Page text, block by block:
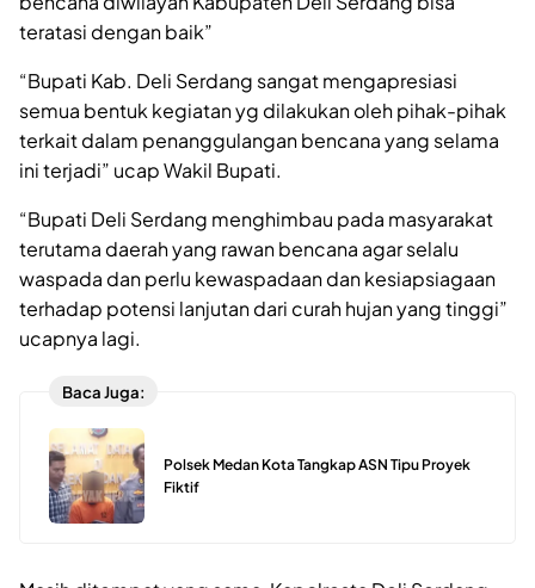
teratasi dengan baik”
“Bupati Kab. Deli Serdang sangat mengapresiasi
semua bentuk kegiatan yg dilakukan oleh pihak-pihak
terkait dalam penanggulangan bencana yang selama
ini terjadi” ucap Wakil Bupati.
“Bupati Deli Serdang menghimbau pada masyarakat
terutama daerah yang rawan bencana agar selalu
waspada dan perlu kewaspadaan dan kesiapsiagaan
terhadap potensi lanjutan dari curah hujan yang tinggi”
ucapnya lagi.
Baca Juga:
Polsek Medan Kota Tangkap ASN Tipu Proyek
Fiktif